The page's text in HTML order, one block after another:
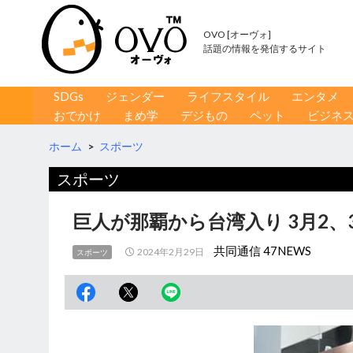
OVO [オーヴォ]
話題の情報を発信するサイト
コンテンツへ移動
SDGs ジェンダー ライフスタイル
エンタメ
おでかけ
まめ学 デジもの ペット ビジネ
ホーム > スポーツ
スポーツ
巨人が那覇から台湾入り 3月2
スポーツ 2024年2月29日 共同通信 47NEWS